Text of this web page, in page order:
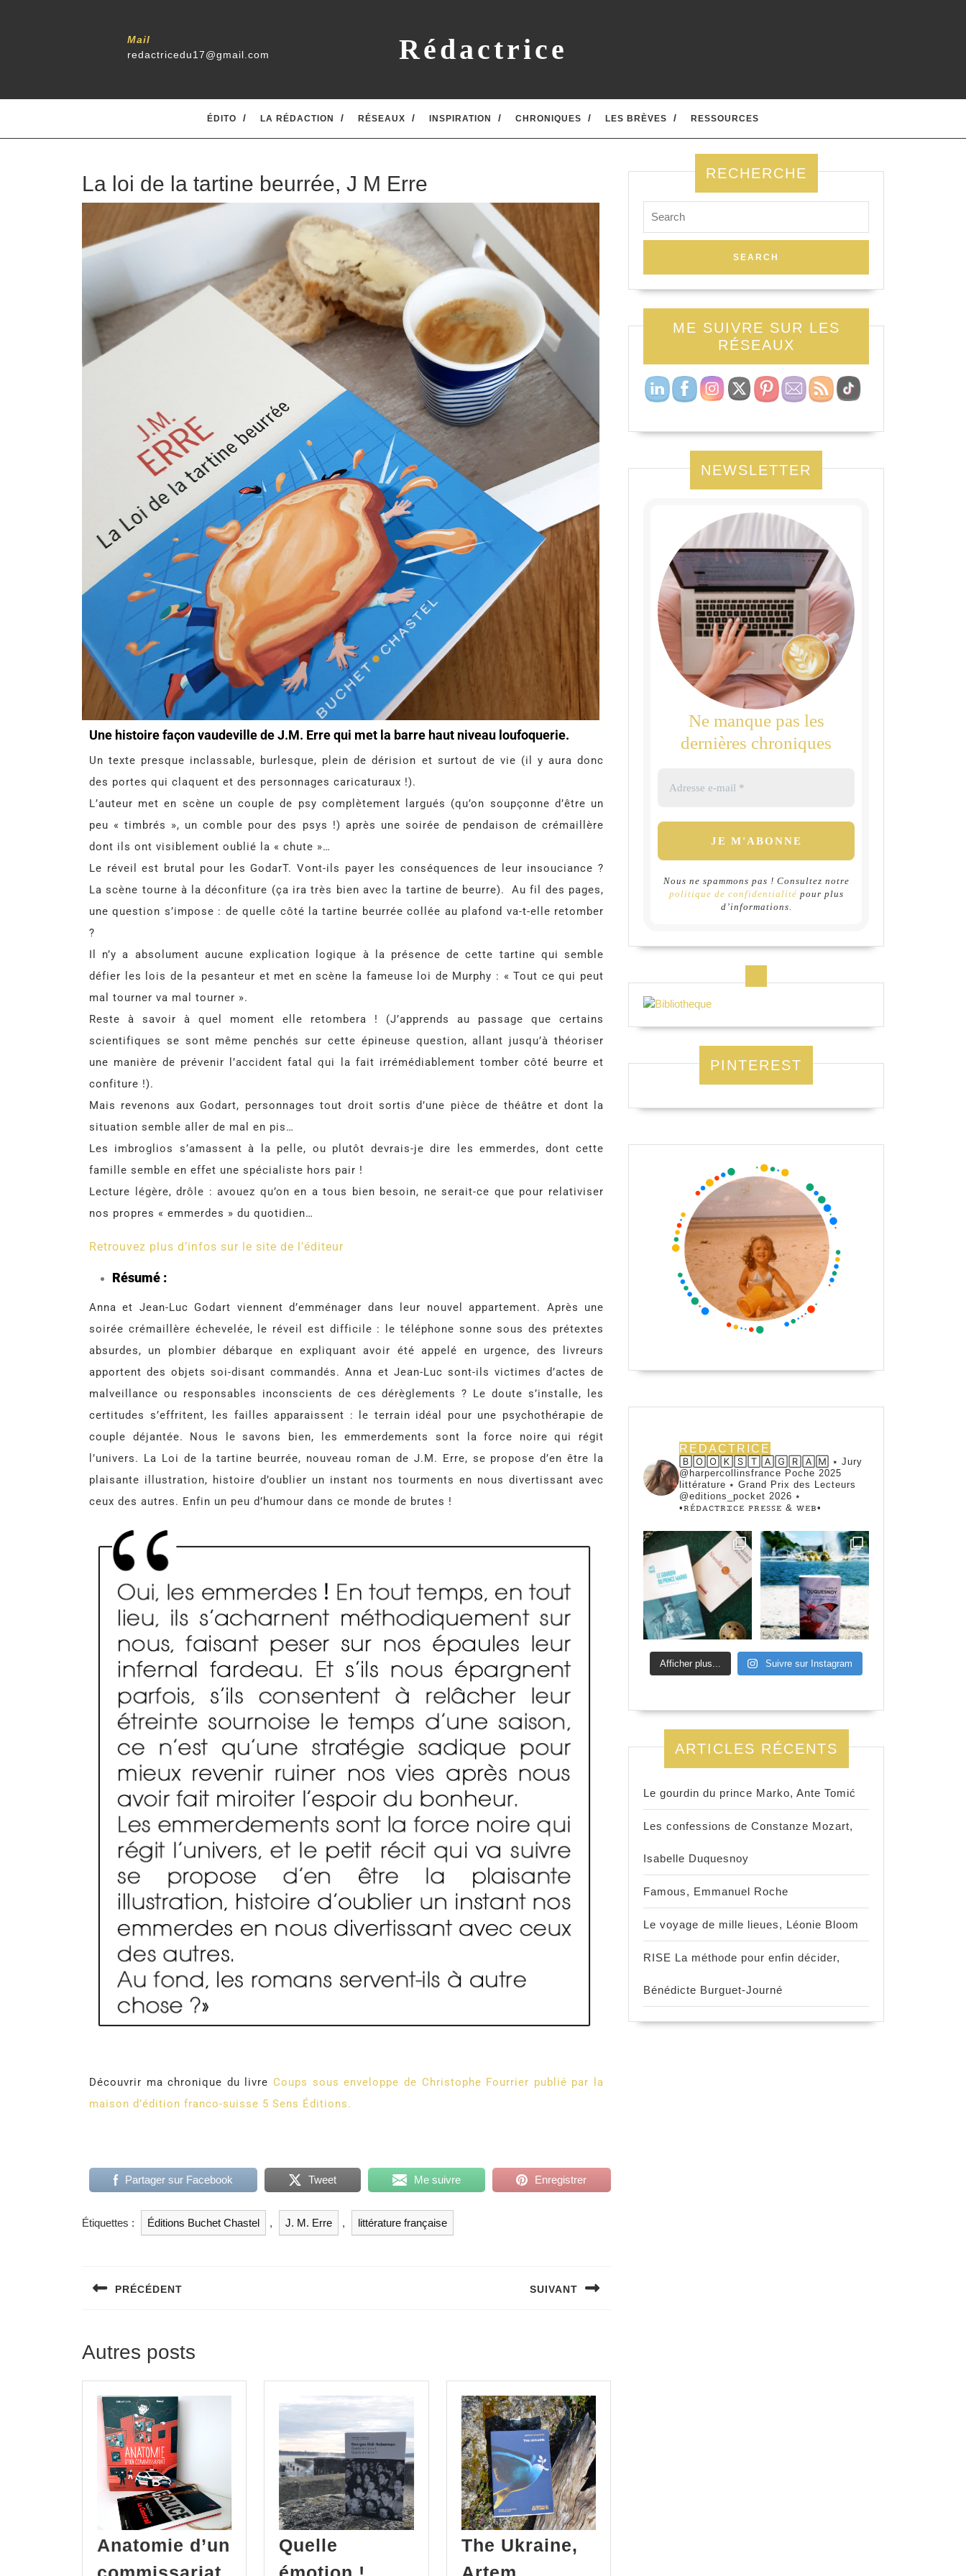
Mail
redactricedu17@gmail.com
Rédactrice
ÉDITO LA RÉDACTION RÉSEAUX INSPIRATION CHRONIQUES LES BRÈVES RESSOURCES
La loi de la tartine beurrée, J M Erre
Une histoire façon vaudeville de J.M. Erre qui met la barre haut niveau loufoquerie.
Un texte presque inclassable, burlesque, plein de dérision et surtout de vie (il y aura donc
des portes qui claquent et des personnages caricaturaux !).
L’auteur met en scène un couple de psy complètement largués (qu’on soupçonne d’être un
peu « timbrés », un comble pour des psys !) après une soirée de pendaison de crémaillère
dont ils ont visiblement oublié la « chute »…
Le réveil est brutal pour les GodarT. Vont-ils payer les conséquences de leur insouciance ?
La scène tourne à la déconfiture (ça ira très bien avec la tartine de beurre). Au fil des pages,
une question s’impose : de quelle côté la tartine beurrée collée au plafond va-t-elle retomber
?
Il n’y a absolument aucune explication logique à la présence de cette tartine qui semble
défier les lois de la pesanteur et met en scène la fameuse loi de Murphy : « Tout ce qui peut
mal tourner va mal tourner ».
Reste à savoir à quel moment elle retombera ! (J’apprends au passage que certains
scientifiques se sont même penchés sur cette épineuse question, allant jusqu’à théoriser
une manière de prévenir l’accident fatal qui la fait irrémédiablement tomber côté beurre et
confiture !).
Mais revenons aux Godart, personnages tout droit sortis d’une pièce de théâtre et dont la
situation semble aller de mal en pis…
Les imbroglios s’amassent à la pelle, ou plutôt devrais-je dire les emmerdes, dont cette
famille semble en effet une spécialiste hors pair !
Lecture légère, drôle : avouez qu’on en a tous bien besoin, ne serait-ce que pour relativiser
nos propres « emmerdes » du quotidien…
Retrouvez plus d’infos sur le site de l’éditeur
Résumé :
Anna et Jean-Luc Godart viennent d’emménager dans leur nouvel appartement. Après une
soirée crémaillère échevelée, le réveil est difficile : le téléphone sonne sous des prétextes
absurdes, un plombier débarque en expliquant avoir été appelé en urgence, des livreurs
apportent des objets soi-disant commandés. Anna et Jean-Luc sont-ils victimes d’actes de
malveillance ou responsables inconscients de ces dérèglements ? Le doute s’installe, les
certitudes s’effritent, les failles apparaissent : le terrain idéal pour une psychothérapie de
couple déjantée. Nous le savons bien, les emmerdements sont la force noire qui régit
l’univers. La Loi de la tartine beurrée, nouveau roman de J.M. Erre, se propose d’en être la
plaisante illustration, histoire d’oublier un instant nos tourments en nous divertissant avec
ceux des autres. Enfin un peu d’humour dans ce monde de brutes !
Découvrir ma chronique du livre Coups sous enveloppe de Christophe Fourrier publié par la
maison d’édition franco-suisse 5 Sens Éditions.
Partager sur Facebook Tweet Me suivre Enregistrer
Étiquettes : Éditions Buchet Chastel , J. M. Erre , littérature française
PRÉCÉDENT SUIVANT
Autres posts
Anatomie d’un
Quelle
The Ukraine,
RECHERCHE
ME SUIVRE SUR LES
RÉSEAUX
NEWSLETTER
Ne manque pas les
dernières chroniques
Nous ne spammons pas ! Consultez notre
politique de confidentialité pour plus
d’informations.
PINTEREST
REDACTRICE
🄱🄾🄾🄺🅂🅃🄰🄶🅁🄰🄼 ⭑ Jury
@harpercollinsfrance Poche 2025
littérature ⭑ Grand Prix des Lecteurs
@editions_pocket 2026 ⭑
•ꭱꭼ́ꭰꭺꮯꭲꭱꮖꮯꭼ ꮲꭱꭼꮪꮪꭼ & ꮃꭼᏼ•
Afficher plus... Suivre sur Instagram
ARTICLES RÉCENTS
Le gourdin du prince Marko, Ante Tomić
Les confessions de Constanze Mozart,
Isabelle Duquesnoy
Famous, Emmanuel Roche
Le voyage de mille lieues, Léonie Bloom
RISE La méthode pour enfin décider,
Bénédicte Burguet-Journé